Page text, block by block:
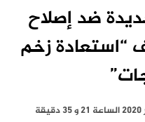
ضد إصلاح
“استعادة زخم